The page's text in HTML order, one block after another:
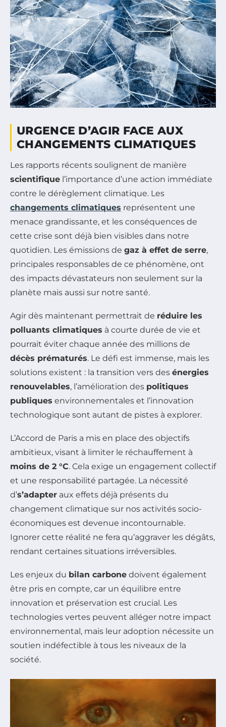
URGENCE D’AGIR FACE AUX
CHANGEMENTS CLIMATIQUES
Les rapports récents soulignent de manière
scientifique l’importance d’une action immédiate
contre le dérèglement climatique. Les
changements climatiques représentent une
menace grandissante, et les conséquences de
cette crise sont déjà bien visibles dans notre
quotidien. Les émissions de gaz à effet de serre,
principales responsables de ce phénomène, ont
des impacts dévastateurs non seulement sur la
planète mais aussi sur notre santé.
Agir dès maintenant permettrait de réduire les
polluants climatiques à courte durée de vie et
pourrait éviter chaque année des millions de
décès prématurés. Le défi est immense, mais les
solutions existent : la transition vers des énergies
renouvelables, l’amélioration des politiques
publiques environnementales et l’innovation
technologique sont autant de pistes à explorer.
L’Accord de Paris a mis en place des objectifs
ambitieux, visant à limiter le réchauffement à
moins de 2 °C. Cela exige un engagement collectif
et une responsabilité partagée. La nécessité
d’s’adapter aux effets déjà présents du
changement climatique sur nos activités socio-
économiques est devenue incontournable.
Ignorer cette réalité ne fera qu’aggraver les dégâts,
rendant certaines situations irréversibles.
Les enjeux du bilan carbone doivent également
être pris en compte, car un équilibre entre
innovation et préservation est crucial. Les
technologies vertes peuvent alléger notre impact
environnemental, mais leur adoption nécessite un
soutien indéfectible à tous les niveaux de la
société.